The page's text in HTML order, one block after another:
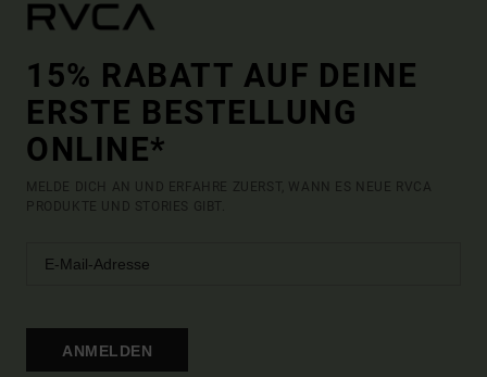
15% RABATT AUF DEINE
ERSTE BESTELLUNG
ONLINE*
MELDE DICH AN UND ERFAHRE ZUERST, WANN ES NEUE RVCA
PRODUKTE UND STORIES GIBT.
ANMELDEN